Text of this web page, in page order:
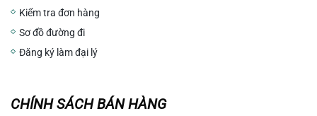
Kiểm tra đơn hàng
Sơ đồ đường đi
Đăng ký làm đại lý
CHÍNH SÁCH BÁN HÀNG